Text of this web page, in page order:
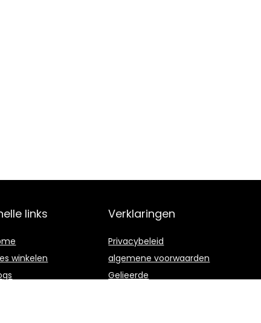
links
winkelen
Verklaringen
Privacybeleid
algemene voorwaarden
Gelieerde